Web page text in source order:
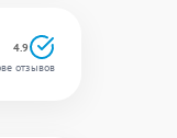
4.9
отзывов